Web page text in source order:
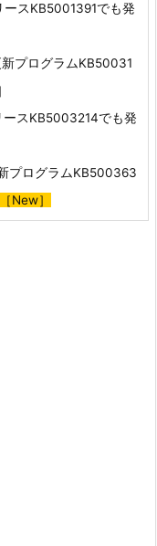
スKB5001391でも発
プログラムKB50031
スKB5003214でも発
プログラムKB500363
［New］